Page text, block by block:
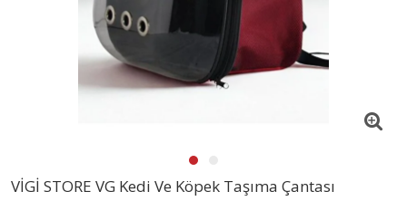
VİGİ STORE VG Kedi Ve Köpek Taşıma Çantası